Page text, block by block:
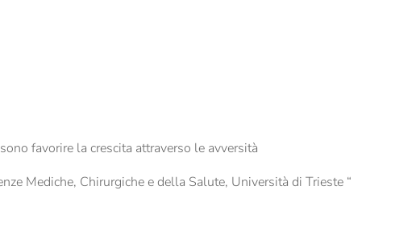
favorire la crescita attraverso le avversità
Mediche, Chirurgiche e della Salute, Università di Trieste “